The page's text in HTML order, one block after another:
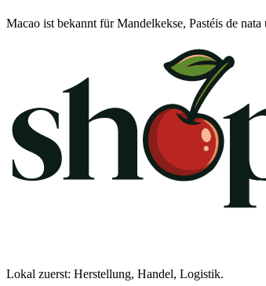
Macao ist bekannt für Mandelkekse, Pastéis de
Lokal zuerst: Herstellung, Handel, Logistik.